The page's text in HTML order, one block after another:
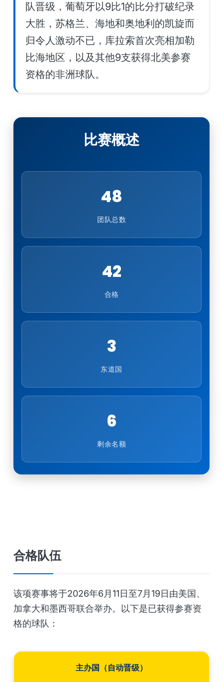
队晋级，葡萄牙以9比1的比分打破纪录
大胜，苏格兰、海地和奥地利的凯旋而
归令人激动不已，库拉索首次亮相加勒
比海地区，以及其他9支获得北美参赛
资格的非洲球队。
比赛概述
48
团队总数
42
合格
3
东道国
6
剩余名额
合格队伍
该项赛事将于2026年6月11日至7月19日由美国、
加拿大和墨西哥联合举办。以下是已获得参赛资
格的球队：
主办国（自动晋级）